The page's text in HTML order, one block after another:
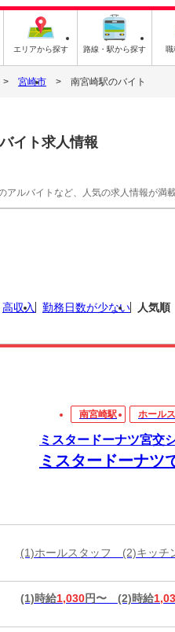
エリアから探す 路線・駅から探す 職
宮崎市 南宮崎駅のバイト
イト求人情報
ルバイトなど、人気の求人情報が満
高収入 勤務日数が少ない 人気順
南宮崎駅 ホール
ミスタードーナツ宮交
ミスタードーナツ
(1)ホールスタッフ (2)キッチ
(1)時給1,030円〜 (2)時給